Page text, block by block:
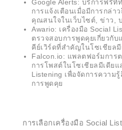
Google Alerts: บริการฟรี
การแจ้งเตือนเมื่อมีการกล่า
คุณสนใจในเว็บไซต์, ข่าว,
Awario: เครื่องมือ Social
ตรวจสอบการพูดคุยเกี่ยวกั
คีย์เวิร์ดที่สำคัญในโซเชียล
Falcon.io: แพลตฟอร์มการ
การโพสต์ในโซเชียลมีเดียแ
Listening เพื่อจัดการความ
การพูดคุย
การเลือกเครื่องมือ Social